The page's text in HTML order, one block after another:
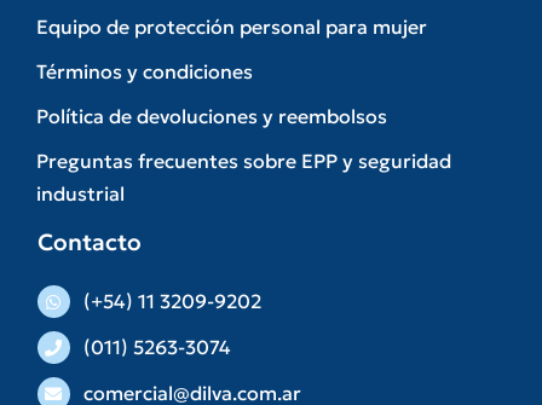
Equipo de protección personal para mujer
Términos y condiciones
Política de devoluciones y reembolsos
Preguntas frecuentes sobre EPP y seguridad
industrial
Contacto
(+54) 11 3209-9202
(011) 5263-3074
comercial@dilva.com.ar